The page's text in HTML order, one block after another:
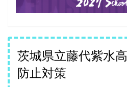
茨城県立藤代紫水
防止対策